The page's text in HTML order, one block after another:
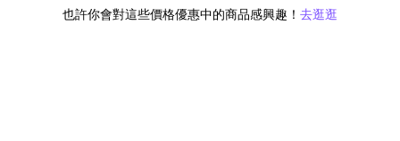
也許你會對這些價格優惠中的商品感興趣！ 去逛逛